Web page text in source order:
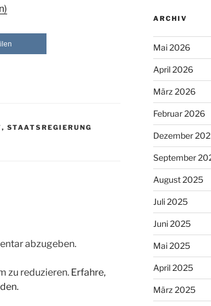
, STAATSREGIERUNG
abzugeben.
zu reduzieren. Erfahre,
ARCHIV
Mai 2026
April 2026
März 2026
Februar 2026
Dezember
September
August 2025
Juli 2025
Juni 2025
Mai 2025
April 2025
März 2025